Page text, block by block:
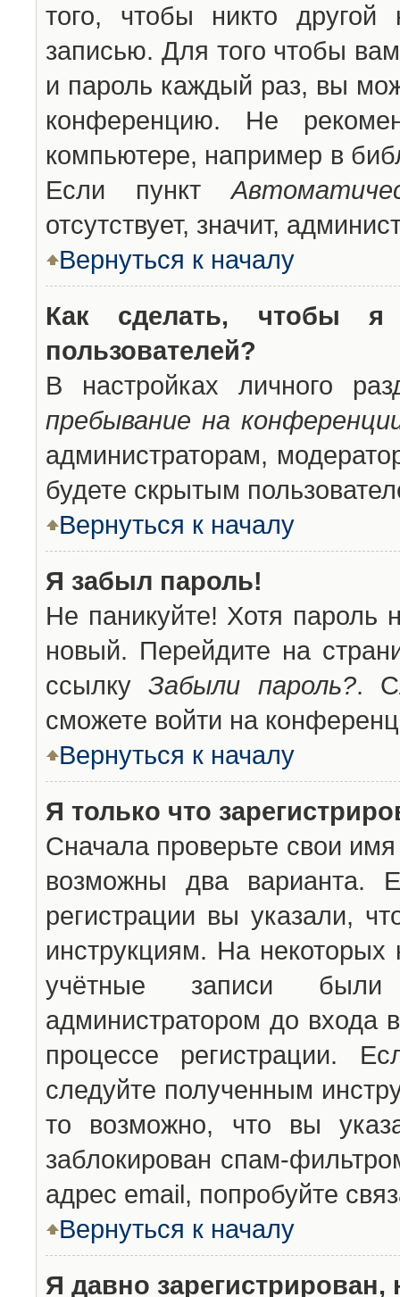
того, чтобы никто другой
записью. Для того чтобы
и пароль каждый раз, вы
конференцию. Не
компьютере, например в
Если пункт
отсутствует, значит,
Вернуться к началу
Как сделать, чтобы
пользователей?
В настройках личного
пребывание на
администраторам,
будете скрытым
Вернуться к началу
Я забыл пароль!
Не паникуйте! Хотя пароль
новый. Перейдите на
ссылкуЗабыли пароль?.
сможете войти на
Вернуться к началу
Я только что
Сначала проверьте свои
возможны два варианта.
регистрации вы указали,
инструкциям. На
учётные записи были
администратором до входа
процессе регистрации.
следуйте полученным
то возможно, что вы
заблокирован спам-
адрес email, попробуйте
Вернуться к началу
Я давно